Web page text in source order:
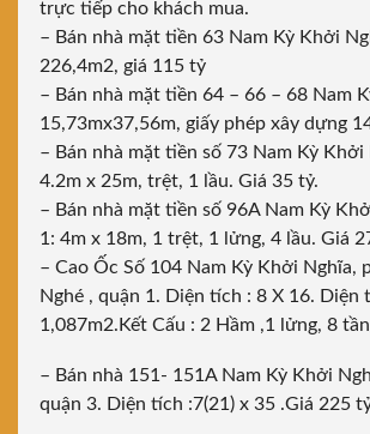
trực tiếp cho khách mua.
– Bán nhà mặt tiền 63 Nam Kỳ Khởi
226,4m2, giá 115 tỷ
– Bán nhà mặt tiền 64 – 66 – 68 Nam
15,73mx37,56m, giấy phép xây dựng
– Bán nhà mặt tiền số 73 Nam Kỳ Khởi
4.2m x 25m, trệt, 1 lầu. Giá 35 tỷ.
– Bán nhà mặt tiền số 96A Nam Kỳ
1: 4m x 18m, 1 trệt, 1 lửng, 4 lầu. Giá
– Cao Ốc Số 104 Nam Kỳ Khởi Nghĩa,
Nghé , quận 1. Diện tích : 8 X 16. Diện
1,087m2.Kết Cấu : 2 Hầm ,1 lửng, 8
– Bán nhà 151- 151A Nam Kỳ Khởi
quận 3. Diện tích :7(21) x 35 .Giá 225